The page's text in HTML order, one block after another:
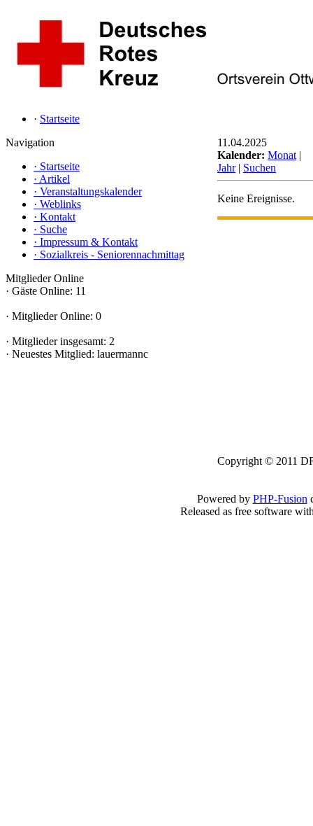
· Startseite
Navigation
· Startseite
· Artikel
· Veranstaltungskalender
· Weblinks
· Kontakt
· Suche
· Impressum & Kontakt
· Sozialkreis - Seniorennachmittag
Mitglieder Online
· Gäste Online: 11
· Mitglieder Online: 0
· Mitglieder insgesamt: 2
· Neuestes Mitglied: lauermannc
11.04.2025
Kalender: Monat |
Jahr| Suchen
Keine Ereignisse.
Copyright © 2011
Powered by PHP-Fusion
Released as free software